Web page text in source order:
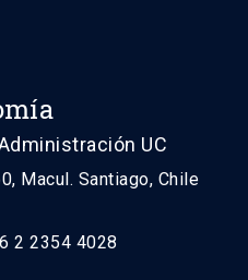
UC
Macul. Santiago, Chile
2 2354 4028